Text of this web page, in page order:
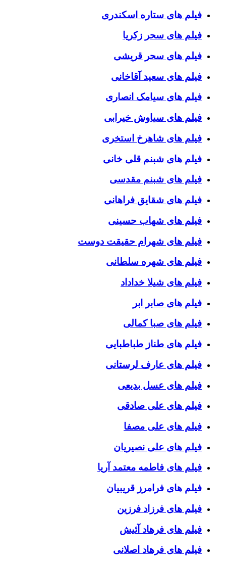
فیلم های ستاره اسکندری
فیلم های سحر زکریا
فیلم های سحر قریشی
فیلم های سعید آقاخانی
فیلم های سیامک انصاری
فیلم های سیاوش خیرابی
فیلم های شاهرخ استخری
فیلم های شبنم قلی خانی
فیلم های شبنم مقدسی
فیلم های شقایق فراهانی
فیلم های شهاب حسینی
فیلم های شهرام حقیقت دوست
فیلم های شهره سلطانی
فیلم های شیلا خداداد
فیلم های صابر ابر
فیلم های صبا کمالی
فیلم های طناز طباطبایی
فیلم های عارف لرستانی
فیلم های عسل بدیعی
فیلم های علی صادقی
فیلم های علی مصفا
فیلم های علی نصیریان
فیلم های فاطمه معتمد آریا
فیلم های فرامرز قریبیان
فیلم های فرزاد فرزین
فیلم های فرهاد آئیش
فیلم های فرهاد اصلانی